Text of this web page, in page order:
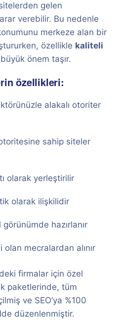
gelen
verebilir. Bu nedenle
merkeze alan bir
özellikle kaliteli
önem taşır.
özellikleri:
alakalı otoriter
sahip siteler
olarak yerleştirilir
olarak ilişkilidir
hazırlanır
mecralardan alınır
firmalar için özel
paketlerinde, tüm
ve SEO’ya %100
düzenlenmiştir.